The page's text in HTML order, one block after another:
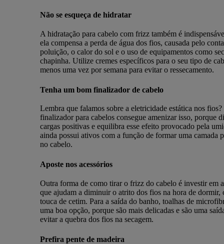
Não se esqueça de hidratar
A hidratação para cabelo com frizz também é
ela compensa a perda de água dos fios, causada pelo
poluição, o calor do sol e o uso de equipamentos como
chapinha. Utilize cremes específicos para o seu tipo de
menos uma vez por semana para evitar o ressecamento.
Tenha um bom finalizador de cabelo
Lembra que falamos sobre a eletricidade estática nos fios?
finalizador para cabelos consegue amenizar isso, porque
cargas positivas e equilibra esse efeito provocado pela
ainda possui ativos com a função de formar uma camada
no cabelo.
Aposte nos acessórios
Outra forma de como tirar o frizz do cabelo é investir em
que ajudam a diminuir o atrito dos fios na hora de dormir,
touca de cetim. Para a saída do banho, toalhas de
uma boa opção, porque são mais delicadas e são uma
evitar a quebra dos fios na secagem.
Prefira pente de madeira